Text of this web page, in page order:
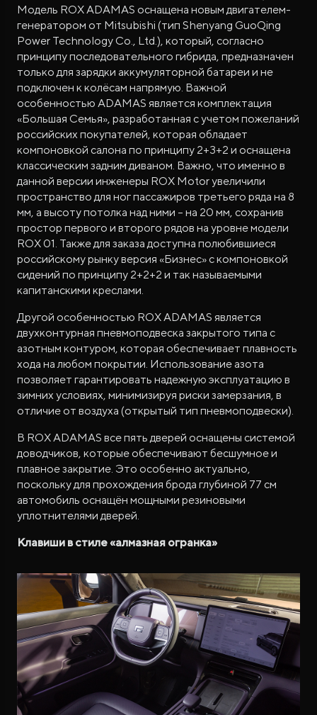
Модель ROX ADAMAS оснащена новым двигателем-
генератором от Mitsubishi (тип Shenyang GuoQing
Power Technology Co., Ltd.), который, согласно
принципу последовательного гибрида, предназначен
только для зарядки аккумуляторной батареи и не
подключен к колёсам напрямую. Важной
особенностью ADAMAS является комплектация
«Большая Семья», разработанная с учетом пожеланий
российских покупателей, которая обладает
компоновкой салона по принципу 2+3+2 и оснащена
классическим задним диваном. Важно, что именно в
данной версии инженеры ROX Motor увеличили
пространство для ног пассажиров третьего ряда на 8
мм, а высоту потолка над ними – на 20 мм, сохранив
простор первого и второго рядов на уровне модели
ROX 01. Также для заказа доступна полюбившиеся
российскому рынку версия «Бизнес» с компоновкой
сидений по принципу 2+2+2 и так называемыми
капитанскими креслами.
Другой особенностью ROX ADAMAS является
двухконтурная пневмоподвеска закрытого типа с
азотным контуром, которая обеспечивает плавность
хода на любом покрытии. Использование азота
позволяет гарантировать надежную эксплуатацию в
зимних условиях, минимизируя риски замерзания, в
отличие от воздуха (открытый тип пневмоподвески).
В ROX ADAMAS все пять дверей оснащены системой
доводчиков, которые обеспечивают бесшумное и
плавное закрытие. Это особенно актуально,
поскольку для прохождения брода глубиной 77 см
автомобиль оснащён мощными резиновыми
уплотнителями дверей.
Клавиши в стиле «алмазная огранка»